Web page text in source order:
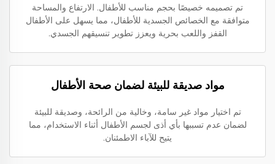
تم تصميمه خصيصًا بحجم مناسب للأطفال. الارتفاع والمساحة
متوافقة مع الخصائص الجسدية للأطفال، مما يسهل على الأطفال
القفز واللعب بحرية ويعزز تطوير تنسيقهم الجسدي.
مواد صديقة للبيئة لضمان صحة الأطفال
تم اختيار مواد غير سامة، وخالية من الرائحة، وصديقة للبيئة
لضمان عدم تسببها بأي أذى لجسم الأطفال أثناء الاستخدام، مما
يتيح للآباء الاطمئنان.